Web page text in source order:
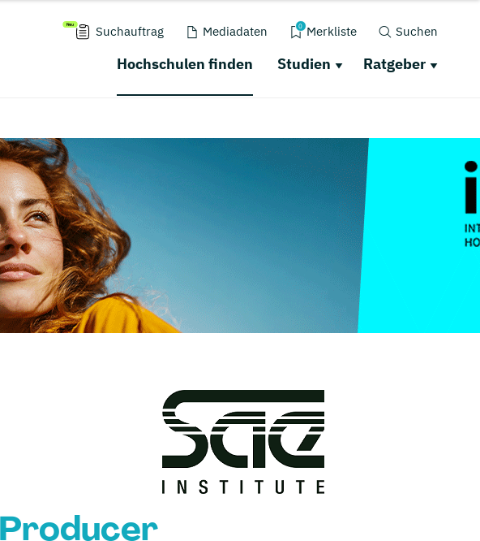
Suchauftrag Mediadaten 0 Merkliste Suchen
Hochschulen finden Studien Ratgeber